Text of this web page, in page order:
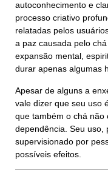
autoconhecimento e
processo criativo
relatadas pelos
a paz causada pelo
expansão mental,
durar apenas algumas
Apesar de alguns a
vale dizer que seu uso
que também o chá não
dependência. Seu uso,
supervisionado por
possíveis efeitos.